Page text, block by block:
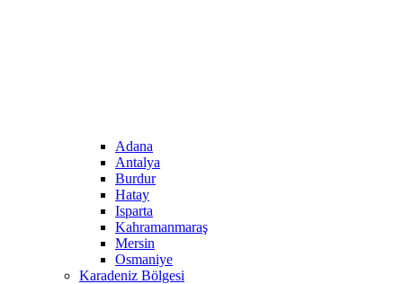
Adana
Antalya
Burdur
Hatay
Isparta
Kahramanmaraş
Mersin
Osmaniye
Karadeniz Bölgesi